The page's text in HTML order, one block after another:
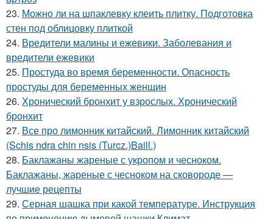
23. Можно ли на шпаклевку клеить плитку. Подготовка
стен под облицовку плиткой
24. Вредители малины и ежевики. Заболевания и
вредители ежевики
25. Простуда во время беременности. Опасность
простуды для беременных женщин
26. Хронический бронхит у взрослых. Хронический
бронхит
27. Все про лимонник китайский. Лимонник китайский
(Schis ndra chin nsis (Turcz.)Baill.)
28. Баклажаны жареные с укропом и чесноком.
Баклажаны, жареные с чесноком на сковороде —
лучшие рецепты
29. Серная шашка при какой температуре. Инструкция